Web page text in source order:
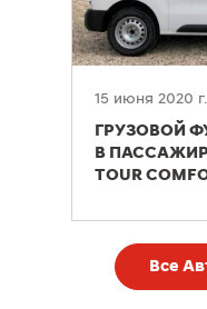
15 июня 2020 г.
ГРУЗОВОЙ
В
TOUR
Все